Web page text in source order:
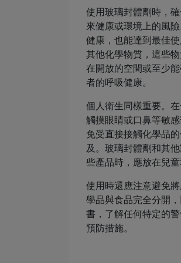
使用玻璃封體劑時，
來健康或環境上的風
健康，也能達到最佳
其他化學物質，這些
在開放的空間或至少
者的呼吸健康。
個人衛生同樣重要。
觸摸眼睛或口鼻等敏
免受直接接觸化學品
及。玻璃封體劑和其
些產品時，應放在兒
使用時還應注意避免
學品與食品完全分開
書，了解任何特定的
預防措施。